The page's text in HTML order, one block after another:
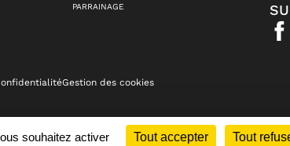
PARRAINAGE
Gestion des cookies
souhaitez activer Tout accepter Tout